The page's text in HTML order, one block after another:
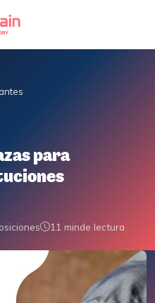
de Instituciones
para
11 minde lectura